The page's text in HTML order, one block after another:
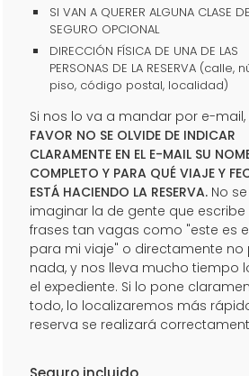
SI VAN A QUERER ALGUNA CLASE DE
SEGURO OPCIONAL
DIRECCIÓN FÍSICA DE UNA DE LAS
PERSONAS DE LA RESERVA (calle,
piso, código postal, localidad)
Si nos lo va a mandar por e-mail,
FAVOR NO SE OLVIDE DE INDICAR
CLARAMENTE EN EL E-MAIL SU
COMPLETO Y PARA QUÉ VIAJE Y
ESTÁ HACIENDO LA RESERVA. No
imaginar la de gente que escribe
frases tan vagas como "este es
para mi viaje" o directamente no
nada, y nos lleva mucho tiempo
el expediente. Si lo pone
todo, lo localizaremos más
reserva se realizará